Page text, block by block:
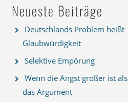
Neueste Beiträge
Deutschlands Problem heißt
Glaubwürdigkeit
Selektive Empörung
Wenn die Angst größer ist als
das Argument